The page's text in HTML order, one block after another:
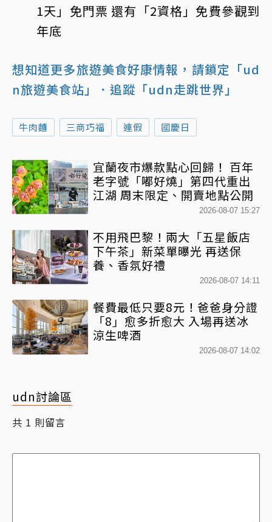
1天」免門票 還有「2資格」免費參觀到
年底
想知道更多旅遊美食好康情報，請鎖定「ud
n旅遊美食站」
．追蹤「udn走跳世界」
牛肉麵 三商巧福 連假 國慶日
宜蘭夜市爆款點心回歸！ 百年
老字號「嘟好燒」第四代重出
江湖 周末限定、開賣地點公開
2026-08-07 15:27
不用飛巴黎！兩大「五星飯店
下午茶」新菜單曝光 再送保
養、香氛好禮
2026-08-07 14:11
餐費最低只要8元！爸爸身分證
「8」愈多折愈大 入場再送冰
涼生啤酒
2026-08-07 14:02
udn討論區
共 1 則留言